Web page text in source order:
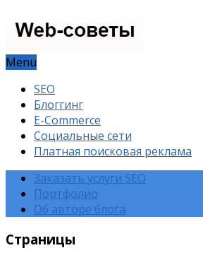
Menu
SEO
Блоггинг
E-Commerce
Социальные сети
Платная поисковая реклама
Заказать услуги SEO
Портфолио
Об авторе блога
Страницы